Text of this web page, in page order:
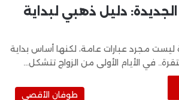
دليل ذهبي لبداية
ليست مجرد عبارات عامة، لكنها أساس بداية
في الأيام الأولى من الزواج تتشكل…
طوفان الأقصى